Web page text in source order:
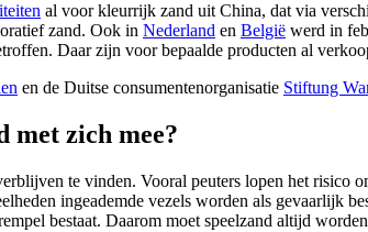
al voor kleurrijk zand uit China, dat via
zand. Ook in Nederland en België werd in
Daar zijn voor bepaalde producten al
en de Duitse consumentenorganisatie Stiftung
met zich mee?
te vinden. Vooral peuters lopen het risico
ingeademde vezels worden als gevaarlijk
bestaat. Daarom moet speelzand altijd